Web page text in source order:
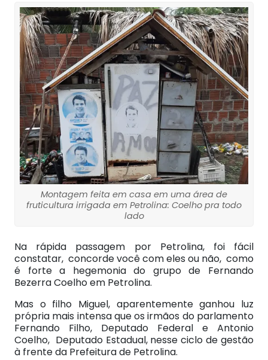
Montagem feita em casa em uma área de
fruticultura irrigada em Petrolina: Coelho pra todo
lado
Na rápida passagem por Petrolina, foi fácil
constatar, concorde você com eles ou não, como
é forte a hegemonia do grupo de Fernando
Bezerra Coelho em Petrolina.
Mas o filho Miguel, aparentemente ganhou luz
própria mais intensa que os irmãos do parlamento
Fernando Filho, Deputado Federal e Antonio
Coelho, Deputado Estadual, nesse ciclo de gestão
à frente da Prefeitura de Petrolina.